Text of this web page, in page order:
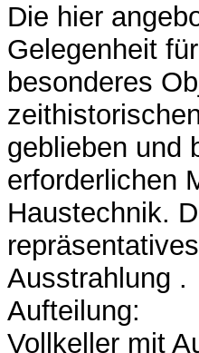
Die hier
Gelegenheit
besonderes
geblieben und
erforderlichen
Haustechnik.
Ausstrahlung .
Aufteilung:
Vollkeller mit